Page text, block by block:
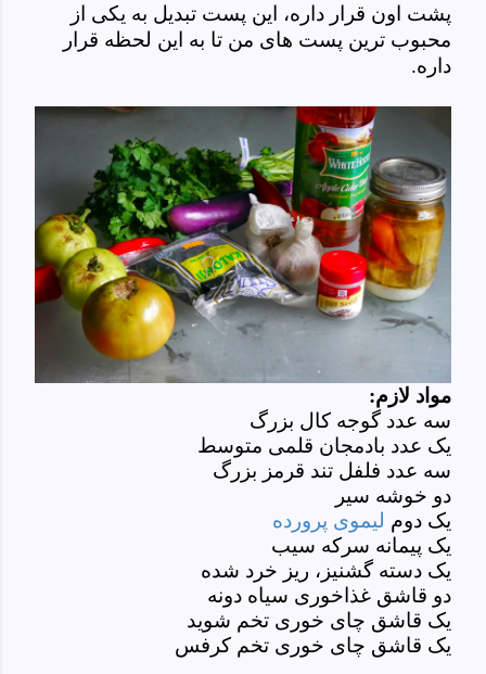
پشت اون قرار داره، این پست تبدیل به یکی از
محبوب ترین پست های من تا به این لحظه قرار
داره.
مواد لازم:
سه عدد گوجه کال بزرگ
یک عدد بادمجان قلمی متوسط
سه عدد فلفل تند قرمز بزرگ
دو خوشه سیر
یک دوم لیموی پرورده
یک پیمانه سرکه سیب
یک دسته گشنیز، ریز خرد شده
دو قاشق غذاخوری سیاه دونه
یک قاشق چای خوری تخم شوید
یک قاشق چای خوری تخم کرفس